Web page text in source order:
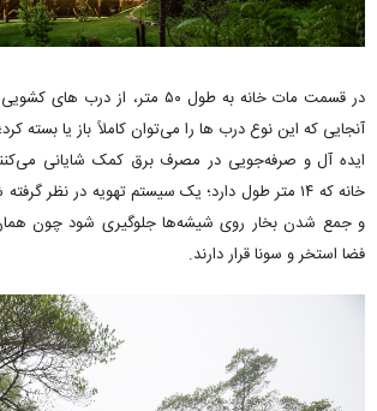
در قسمت مات خانه به طول ۵۰ متر،
آنجایی که این نوع درب ها را می‌توان کاملاً باز یا بسته
ایده آل و صرفه‌جویی در مصرف برق کمک شایانی
خانه که ۱۴ متر طول دارد؛ یک سیستم تهویه در نظر
و جمع شدن بخار روی شیشه‌ها جلوگیری شود چون
فضا استخر و سونا قرار دارند.